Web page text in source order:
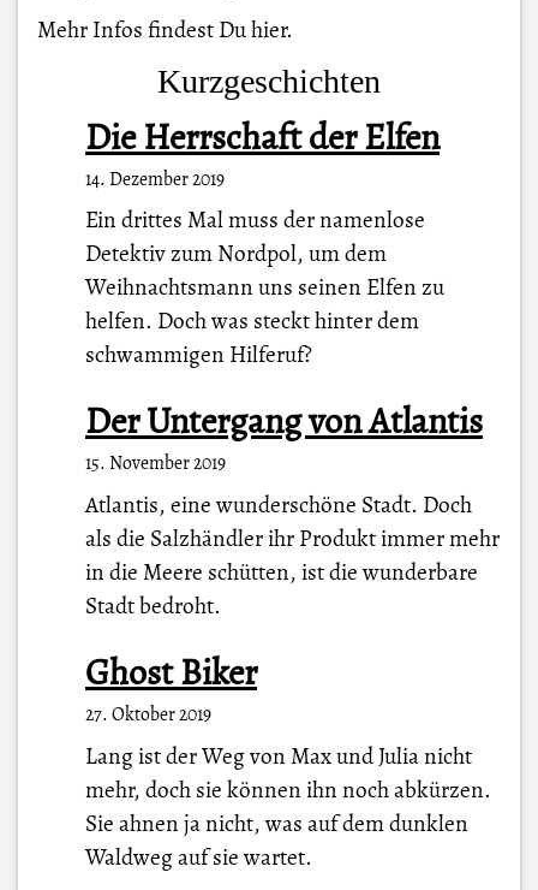
Mehr Infos findest Duhier.
Kurzgeschichten
Die Herrschaft der Elfen
14. Dezember 2019
Ein drittes Mal muss der namenlose
Detektiv zum Nordpol, um dem
Weihnachtsmann uns seinen Elfen zu
helfen. Doch was steckt hinter dem
schwammigen Hilferuf?
Der Untergang von Atlantis
15. November 2019
Atlantis, eine wunderschöne Stadt. Doch
als die Salzhändler ihr Produkt immer mehr
in die Meere schütten, ist die wunderbare
Stadt bedroht.
Ghost Biker
27. Oktober 2019
Lang ist der Weg von Max und Julia nicht
mehr, doch sie können ihn noch abkürzen.
Sie ahnen ja nicht, was auf dem dunklen
Waldweg auf sie wartet.